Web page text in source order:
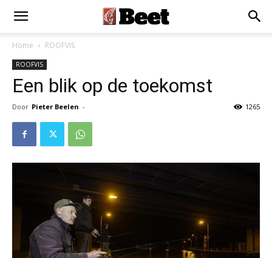
Home ROOFVIS
ROOFVIS
Een blik op de toekomst
Door Pieter Beelen - 1265
Installeren